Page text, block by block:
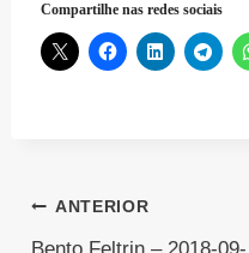
Compartilhe nas redes sociais
Navegação
ANTERIOR